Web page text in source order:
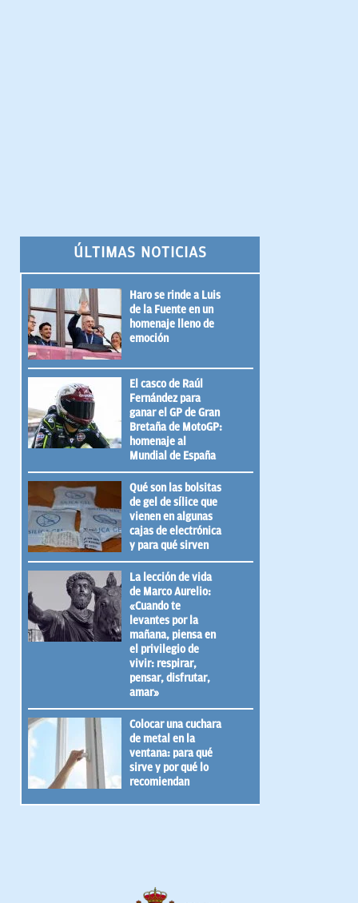
ÚLTIMAS NOTICIAS
Haro se rinde a Luis
de la Fuente en un
homenaje lleno de
emoción
El casco de Raúl
Fernández para
ganar el GP de Gran
Bretaña de MotoGP:
homenaje al
Mundial de España
Qué son las bolsitas
de gel de sílice que
vienen en algunas
cajas de electrónica
y para qué sirven
La lección de vida
de Marco Aurelio:
«Cuando te
levantes por la
mañana, piensa en
el privilegio de
vivir: respirar,
pensar, disfrutar,
amar»
Colocar una cuchara
de metal en la
ventana: para qué
sirve y por qué lo
recomiendan